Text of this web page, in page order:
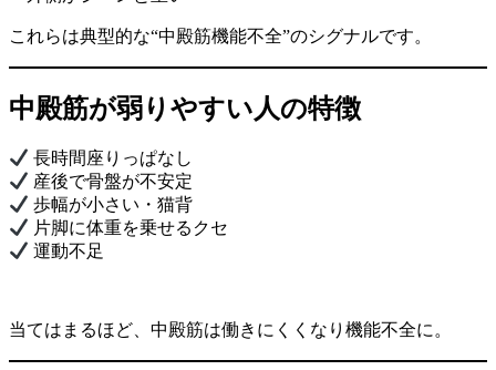
これらは典型的な“中殿筋機能不全”のシグナルです。
中殿筋が弱りやすい人の特徴
長時間座りっぱなし
産後で骨盤が不安定
歩幅が小さい・猫背
片脚に体重を乗せるクセ
運動不足
当てはまるほど、中殿筋は働きにくくなり機能不全に。